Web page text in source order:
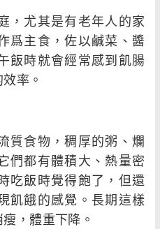
尤其是有老年人的家
爲主食，佐以鹹菜、醬
飯時就會經常感到飢腸
率。
食物，稠厚的粥、爛
們都有體積大、熱量密
吃飯時覺得飽了，但還
飢餓的感覺。長期這樣
，體重下降。